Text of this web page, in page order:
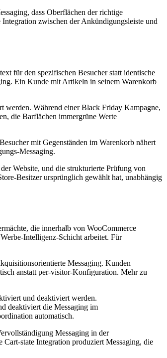
dass Oberflächen der richtige
zwischen der Ankündigungsleiste und
für den spezifischen Besucher statt identische
Ein Kunde mit Artikeln in seinem Warenkorb
werden. Während einer Black Friday Kampagne,
die Barflächen immergrüne Werte
mit Gegenständen im Warenkorb nähert
Messaging.
Website, und die strukturierte Prüfung von
Besitzer ursprünglich gewählt hat, unabhängig
die innerhalb von WooCommerce
Intelligenz-Schicht arbeitet. Für
Messaging. Kunden
anstatt per-visitor-Konfiguration. Mehr zu
und deaktiviert werden.
deaktiviert die Messaging im
automatisch.
Messaging in der
state Integration produziert Messaging, die